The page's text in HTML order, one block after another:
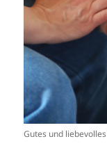
Gutes und